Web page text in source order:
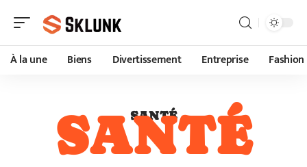
À la une Biens Divertissement Entreprise Fashion
SANTÉ
SANTÉ